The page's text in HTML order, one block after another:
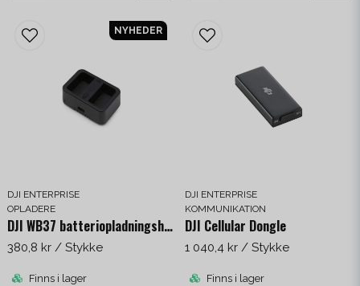
DJI ENTERPRISE
OPLADERE
DJI WB37 batteriopladningshub (WCH2)
380,8 kr / Stykke
Finns i lager
NYHEDER
DJI ENTERPRISE
KOMMUNIKATION
DJI Cellular Dongle
1 040,4 kr / Stykke
Finns i lager